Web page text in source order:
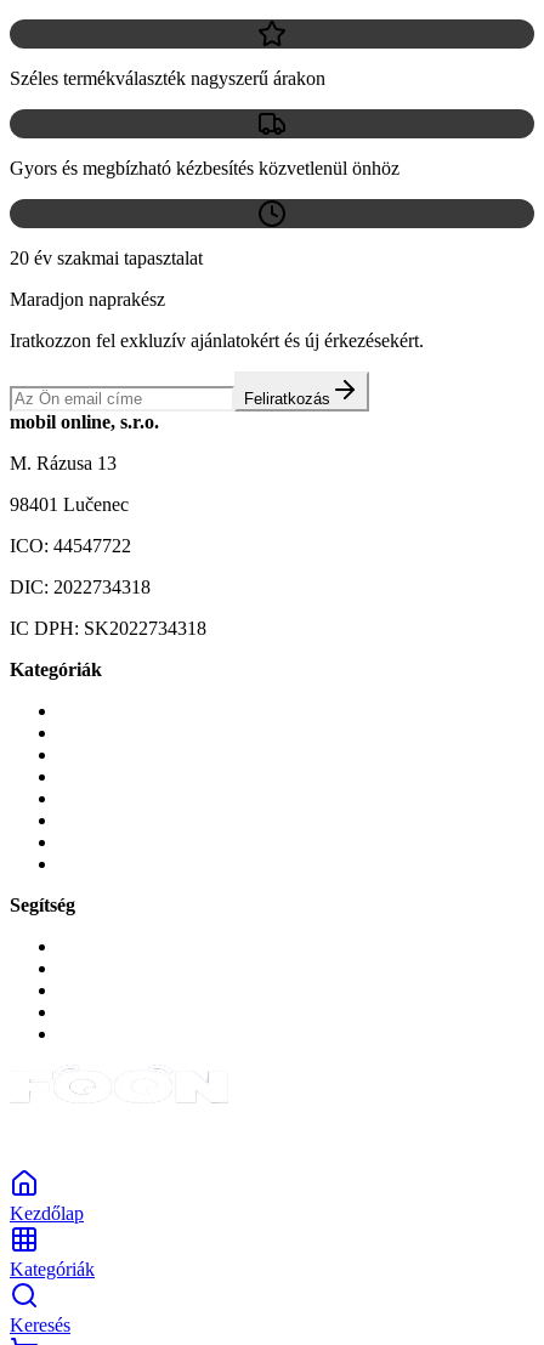
Széles termékválaszték nagyszerű árakon
Gyors és megbízható kézbesítés közvetlenül önhöz
20 év szakmai tapasztalat
Maradjon naprakész
Iratkozzon fel exkluzív ajánlatokért és új érkezésekért.
Feliratkozás
mobil online, s.r.o.
M. Rázusa 13
98401 Lučenec
ICO: 44547722
DIC: 2022734318
IC DPH: SK2022734318
Kategóriák
Segítség
Kezdőlap
Kategóriák
Keresés